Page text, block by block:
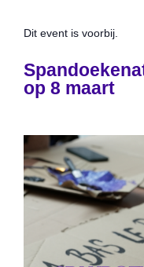
Dit event is voorbij.
op 8 maart